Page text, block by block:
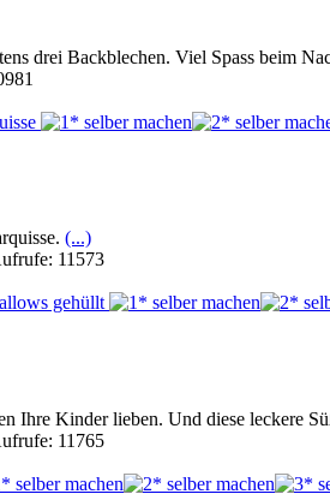
drei Backblechen. Viel Spass beim
(...)
11573
Ihre Kinder lieben. Und diese leckere
11765